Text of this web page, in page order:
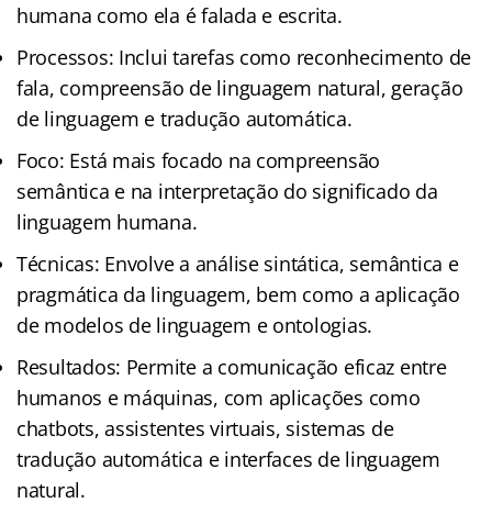
humana como ela é falada e escrita.
Processos: Inclui tarefas como reconhecimento de
fala, compreensão de linguagem natural, geração
de linguagem e tradução automática.
Foco: Está mais focado na compreensão
semântica e na interpretação do significado da
linguagem humana.
Técnicas: Envolve a análise sintática, semântica e
pragmática da linguagem, bem como a aplicação
de modelos de linguagem e ontologias.
Resultados: Permite a comunicação eficaz entre
humanos e máquinas, com aplicações como
chatbots, assistentes virtuais, sistemas de
tradução automática e interfaces de linguagem
natural.